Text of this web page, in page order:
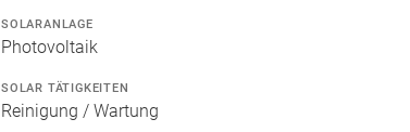
SOLARANLAGE
Photovoltaik
SOLAR TÄTIGKEITEN
Reinigung / Wartung